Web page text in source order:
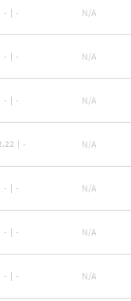
- | - N/A
- | - N/A
- | - N/A
| - N/A
- | - N/A
- | - N/A
- | - N/A